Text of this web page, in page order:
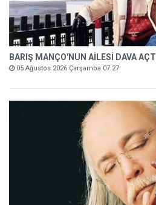
BARIŞ MANÇO'NUN AİLESİ DAVA AÇTI
05 Ağustos 2026 Çarşamba 07:27